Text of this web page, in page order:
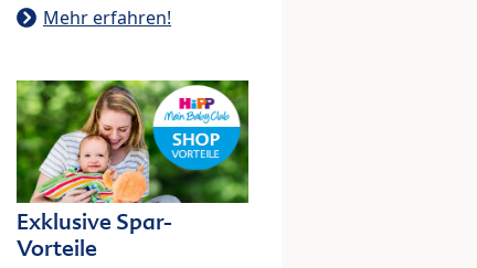
Mehr erfahren!
Exklusive Spar-
Vorteile